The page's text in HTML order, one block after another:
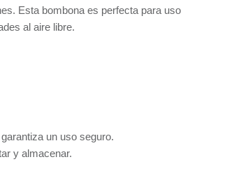
Esta bombona es perfecta para uso
al aire libre.
un uso seguro.
y almacenar.